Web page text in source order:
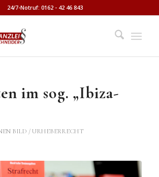
24/7-Notruf: 0162 - 42 46 843
im sog. „Ibiza-
BILD / URHEBERRECHT